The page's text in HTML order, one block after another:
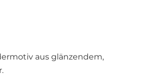
aus glänzendem,